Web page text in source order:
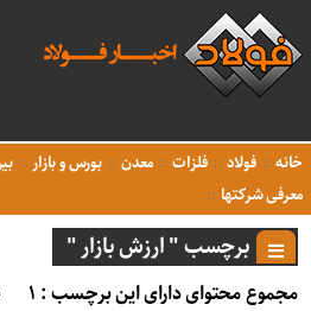
خانه فولاد فلزات معدن بورس و بازار
معرفی شرکتها
برچسب " ارزش بازار "
مجموع محتوای دارای این برچسب : ۱